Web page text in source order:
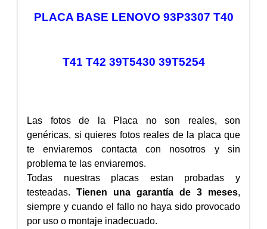
PLACA BASE LENOVO 93P3307 T40
T41 T42 39T5430 39T5254
Las fotos de la Placa no son reales, son
genéricas, si quieres fotos reales de la placa que
te enviaremos contacta con nosotros y sin
problema te las enviaremos.
Todas nuestras placas estan probadas y
testeadas. Tienen una garantía de 3 meses,
siempre y cuando el fallo no haya sido provocado
por uso o montaje inadecuado.